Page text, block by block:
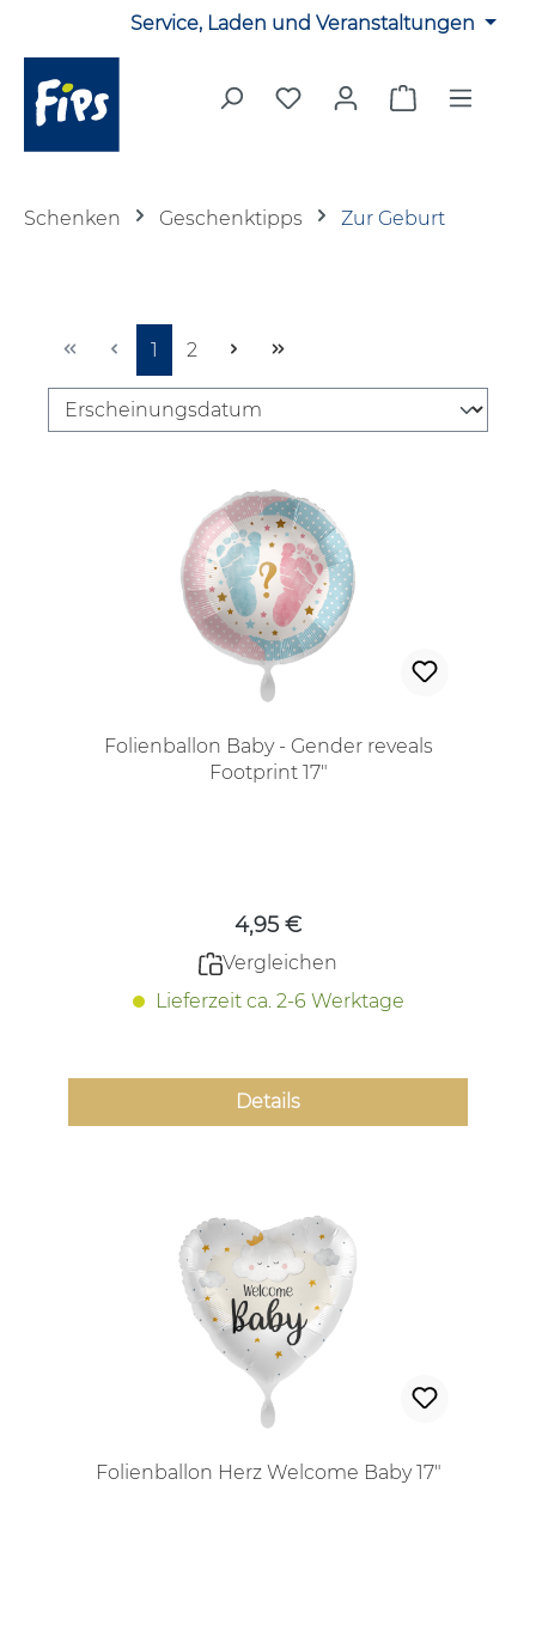
Zum Hauptinhalt springenService, Laden und Veranstaltungen
Du hast 0 Produkte auf
Warenkorb
Schenken Geschenktipps Zur Geburt
Seite
1 Seite
2
Folienballon Baby - Gender reveals
Footprint 17"
4,95 €
Vergleichen
Lieferzeit ca. 2-6 Werktage
Details
Folienballon Herz Welcome Baby 17"